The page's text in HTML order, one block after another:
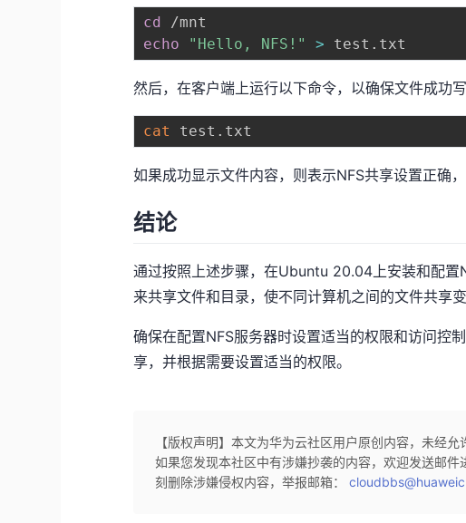
cd
echo
"Hello, NFS!" >
然后，在客户端上运行以下命令，以确保文件成功写
cat
如果成功显示文件内容，则表示NFS共享设置正确
结论
通过按照上述步骤，在Ubuntu 20.04上安装和配
来共享文件和目录，使不同计算机之间的文件共享变
确保在配置NFS服务器时设置适当的权限和访问控
享，并根据需要设置适当的权限。
【版权声明】本文为华为云社区用户原创内容，未经
如果您发现本社区中有涉嫌抄袭的内容，欢迎发送邮
刻删除涉嫌侵权内容，举报邮箱：